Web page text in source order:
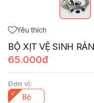
Yêu thích
BỘ XỊT VỆ SINH
65.000đ
Đơn vị:
Bộ